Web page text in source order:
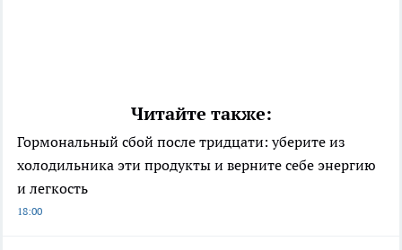
Читайте также:
Гормональный сбой после тридцати: уберите из
холодильника эти продукты и верните себе энергию
и легкость
18:00